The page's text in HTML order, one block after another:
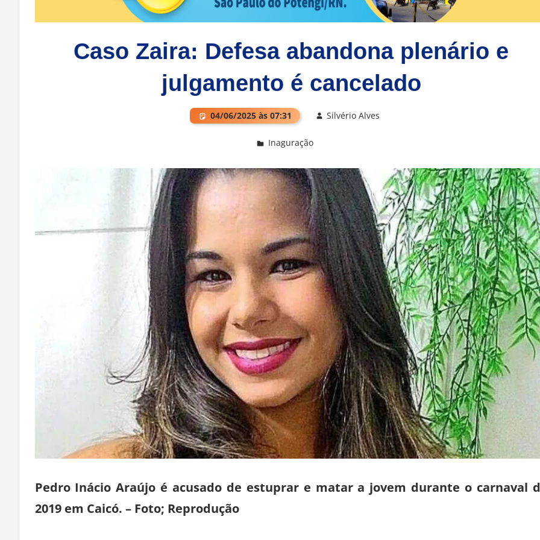
Caso Zaira: Defesa abandona plenário e
julgamento é cancelado
04/06/2025 às 07:31
Inaguração
Pedro Inácio Araújo é acusado de estuprar e matar a jovem durante o carnaval
2019 em Caicó. – Foto; Reprodução